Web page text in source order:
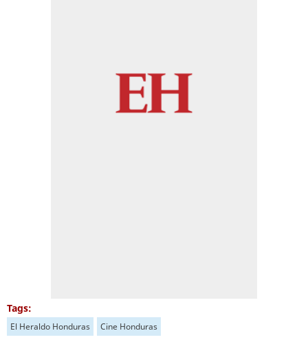
Tags:
El Heraldo Honduras Cine Honduras